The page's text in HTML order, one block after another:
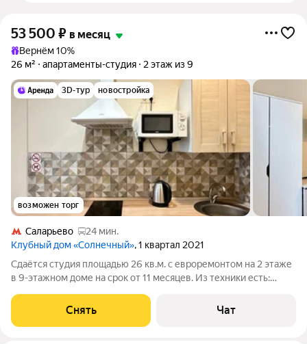
53 500 ₽ в месяц
Вернём 10%
26 м²
апартаменты-студия 2 этаж из 9
3D-тур новостройка
возможен торг
Саларьево
24 мин.
Клубный дом «Солнечный», 1 квартал 2021
Сдаётся студия площадью 26 кв.м. с евроремонтом на 2 этаже
в 9-этажном доме на срок от 11 месяцев. Из техники есть:
Дом - монолитный, окна выходят во двор. Есть консьерж. В
подъезде 2 лифта -
Снять Чат